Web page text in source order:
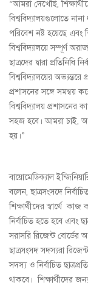
“আমরা দেখেছি,
বিশ্ববিদ্যালয়গুলোতে
পরিবেশ নষ্ট হয়েছে এবং
বিশ্ববিদ্যালয়ে সম্পূর্ণ
ছাত্রদের দ্বারা
বিশ্ববিদ্যালয়ের
প্রশাসনের সঙ্গে সমন্বয়
বিশ্ববিদ্যালয়
সহজ হবে। আমরা চাই,
হয়।”
বায়োমেডিক্যাল
বলেন, ছাত্রসংসদে
শিক্ষার্থীদের স্বার্থে
নির্বাচিত হতে হবে এবং
সরাসরি রিজেন্ট বোর্ডের
ছাত্রসংসদ সদস্যরা
সদস্য ও নির্বাচিত
থাকবে। শিক্ষার্থীদের